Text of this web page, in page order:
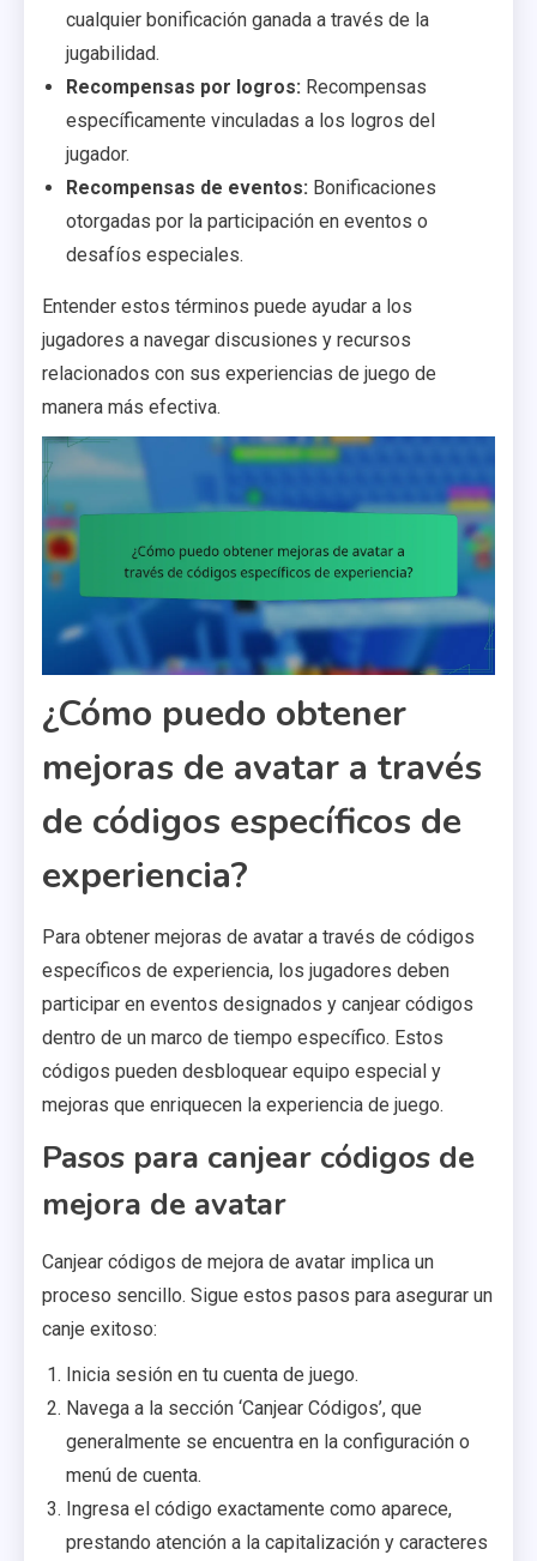
cualquier bonificación ganada a través de la
jugabilidad.
Recompensas por logros: Recompensas
específicamente vinculadas a los logros del
jugador.
Recompensas de eventos: Bonificaciones
otorgadas por la participación en eventos o
desafíos especiales.
Entender estos términos puede ayudar a los
jugadores a navegar discusiones y recursos
relacionados con sus experiencias de juego de
manera más efectiva.
¿Cómo puedo obtener
mejoras de avatar a través
de códigos específicos de
experiencia?
Para obtener mejoras de avatar a través de códigos
específicos de experiencia, los jugadores deben
participar en eventos designados y canjear códigos
dentro de un marco de tiempo específico. Estos
códigos pueden desbloquear equipo especial y
mejoras que enriquecen la experiencia de juego.
Pasos para canjear códigos de
mejora de avatar
Canjear códigos de mejora de avatar implica un
proceso sencillo. Sigue estos pasos para asegurar un
canje exitoso:
Inicia sesión en tu cuenta de juego.
Navega a la sección ‘Canjear Códigos’, que
generalmente se encuentra en la configuración o
menú de cuenta.
Ingresa el código exactamente como aparece,
prestando atención a la capitalización y caracteres